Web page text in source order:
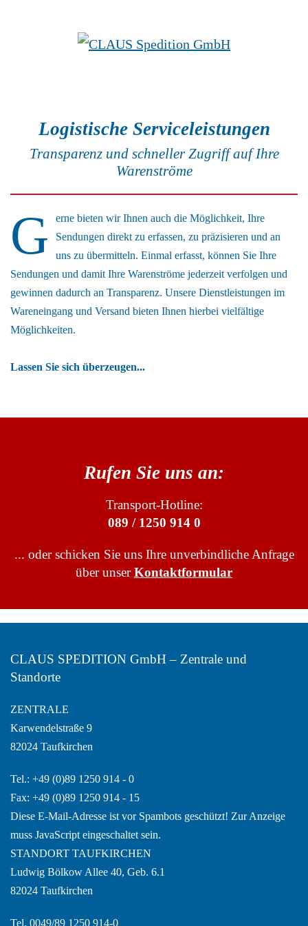
Zum Hauptinhalt springen
Logistische Serviceleistungen
Transparenz und schneller Zugriff auf Ihre
Warenströme
G
erne bieten wir Ihnen auch die Möglichkeit, Ihre
Sendungen direkt zu erfassen, zu präzisieren und an
uns zu übermitteln. Einmal erfasst, können Sie Ihre
Sendungen und damit Ihre Warenströme jederzeit verfolgen und
gewinnen dadurch an Transparenz. Unsere Dienstleistungen im
Wareneingang und Versand bieten Ihnen hierbei vielfältige
Möglichkeiten.
Lassen Sie sich überzeugen...
Rufen Sie uns an:
Transport-Hotline:
089 / 1250 914 0
... oder schicken Sie uns Ihre unverbindliche Anfrage
über unserKontaktformular
CLAUS SPEDITION GmbH – Zentrale und
Standorte
ZENTRALE
Karwendelstraße 9
82024 Taufkirchen
Tel.: +49 (0)89 1250 914 - 0
Fax: +49 (0)89 1250 914 - 15
Diese E-Mail-Adresse ist vor Spambots geschützt! Zur Anzeige
muss JavaScript eingeschaltet sein.
STANDORT TAUFKIRCHEN
Ludwig Bölkow Allee 40, Geb. 6.1
82024 Taufkirchen
Tel. 0049/89 1250 914-0